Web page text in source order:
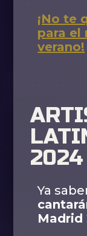
¡No te
para el
verano!
2024
Ya
Madrid